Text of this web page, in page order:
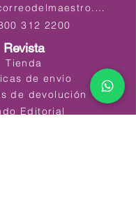
contacto@correodelmaestro.com
312 2200
Revista
Tienda
de envío
de devolución
Editorial